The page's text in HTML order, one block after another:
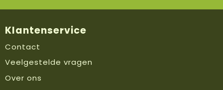
Klantenservice
Contact
Veelgestelde vragen
Over ons